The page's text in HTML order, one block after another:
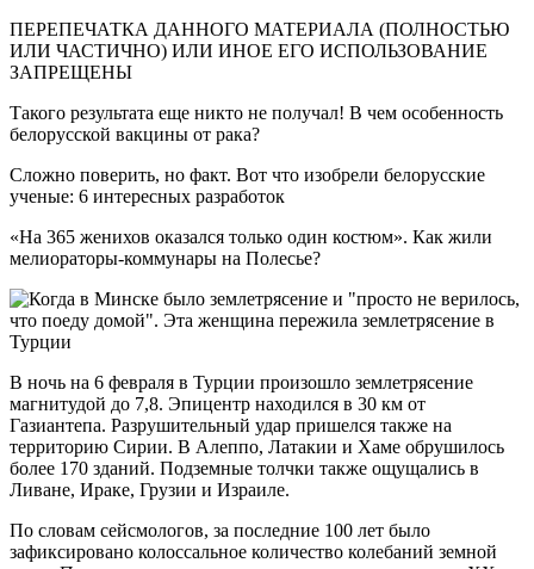
ПЕРЕПЕЧАТКА ДАННОГО МАТЕРИАЛА (ПОЛНОСТЬЮ
ИЛИ ЧАСТИЧНО) ИЛИ ИНОЕ ЕГО ИСПОЛЬЗОВАНИЕ
ЗАПРЕЩЕНЫ
Такого результата еще никто не получал! В чем особенность
белорусской вакцины от рака?
Сложно поверить, но факт. Вот что изобрели белорусские
ученые: 6 интересных разработок
«На 365 женихов оказался только один костюм». Как жили
мелиораторы-коммунары на Полесье?
В ночь на 6 февраля в Турции произошло землетрясение
магнитудой до 7,8. Эпицентр находился в 30 км от
Газиантепа. Разрушительный удар пришелся также на
территорию Сирии. В Алеппо, Латакии и Хаме обрушилось
более 170 зданий. Подземные толчки также ощущались в
Ливане, Ираке, Грузии и Израиле.
По словам сейсмологов, за последние 100 лет было
зафиксировано колоссальное количество колебаний земной